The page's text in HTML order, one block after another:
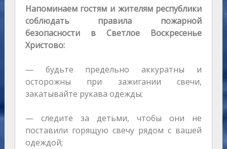
Напоминаем гостям и жителям республики
соблюдать правила пожарной
безопасности в Светлое Воскресенье
Христово:
— будьте предельно аккуратны и
осторожны при зажигании свечи,
закатывайте рукава одежды;
— следите за детьми, чтобы они не
поставили горящую свечу рядом с вашей
одеждой;